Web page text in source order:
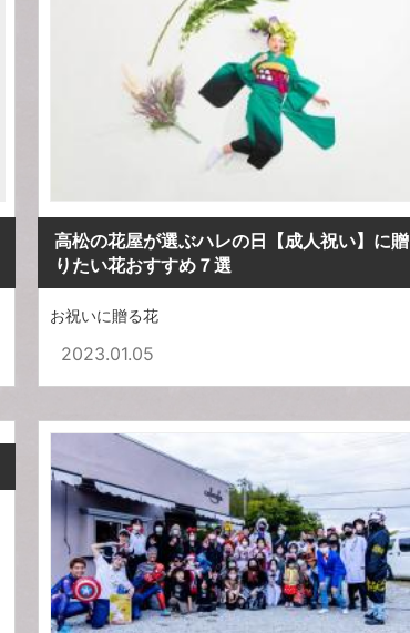
高松の花屋が選ぶハレの日【成人祝い】に贈
りたい花おすすめ７選
お祝いに贈る花
2023.01.05